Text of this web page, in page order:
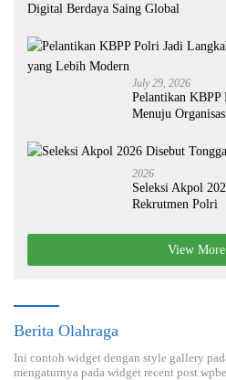
Digital Berdaya Saing Global
July 29, 2026
Pelantikan KBPP
Menuju
2026
Seleksi Akpol
Rekrutmen Polri
View More
Berita Olahraga
Ini contoh widget dengan style gallery
mengaturnya pada widget recent post